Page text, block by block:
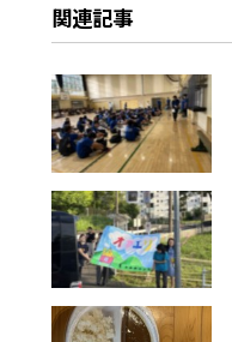
関連記事